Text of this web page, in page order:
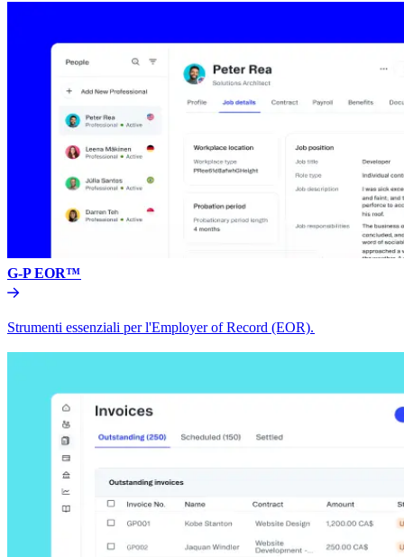
G-P EOR™​​
Strumenti essenziali per l'Employer of Record (EOR).​​